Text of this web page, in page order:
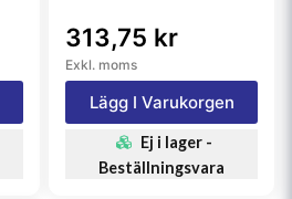
313,75 kr
Exkl. moms
Lägg I Varukorgen
Ej i lager -
Beställningsvara